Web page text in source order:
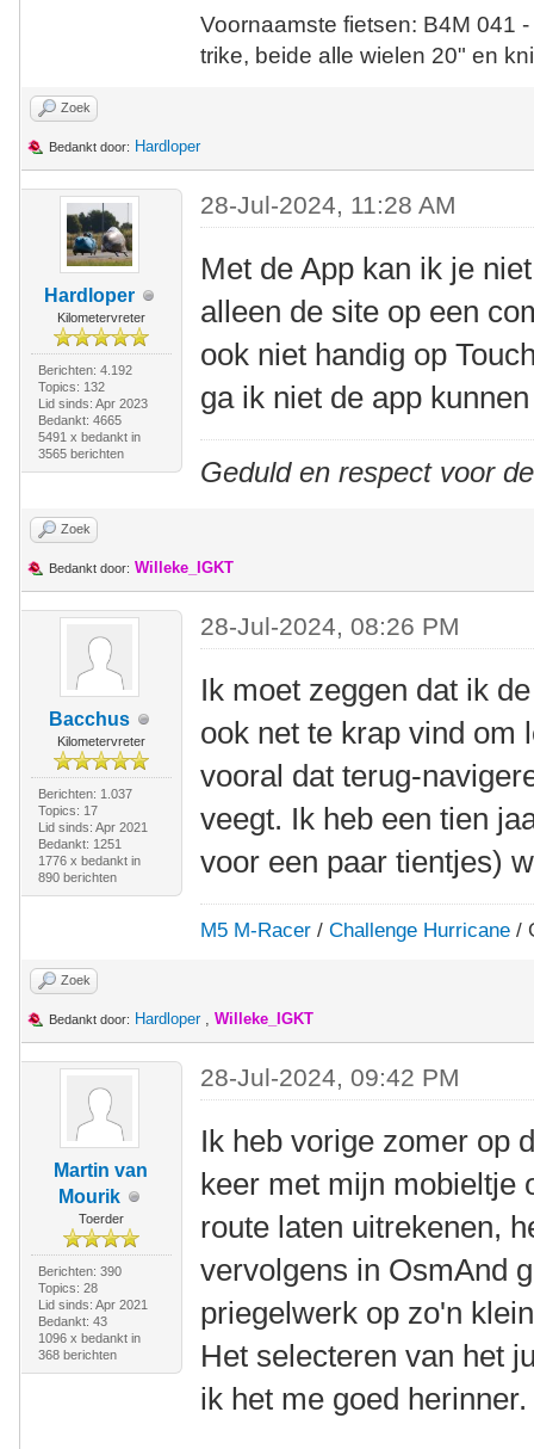
Voornaamste fietsen: B4M
trike, beide alle wielen 20" en
Zoek
Bedankt door: Hardloper
Hardloper
Kilometervreter
Berichten: 4.192
Topics: 132
Lid sinds: Apr 2023
Bedankt: 4665
5491 x bedankt in
3565 berichten
28-Jul-2024, 11:28 AM
Met de App kan ik je
alleen de site op een
ook niet handig op
ga ik niet de app
Geduld en respect voor
Zoek
Bedankt door: Willeke_IGKT
Bacchus
Kilometervreter
Berichten: 1.037
Topics: 17
Lid sinds: Apr 2021
Bedankt: 1251
1776 x bedankt in
890 berichten
28-Jul-2024, 08:26 PM
Ik moet zeggen dat ik
ook net te krap vind om
vooral dat terug-
veegt. Ik heb een tien
voor een paar tientjes)
M5 M-Racer /Challenge Hurricane /
Zoek
Bedankt door: Hardloper, Willeke_IGKT
Martin van
Mourik
Toerder
Berichten: 390
Topics: 28
Lid sinds: Apr 2021
Bedankt: 43
1096 x bedankt in
368 berichten
28-Jul-2024, 09:42 PM
Ik heb vorige zomer op
keer met mijn mobieltje
route laten uitrekenen,
vervolgens in OsmAnd
priegelwerk op zo'n
Het selecteren van het
ik het me goed herinner.